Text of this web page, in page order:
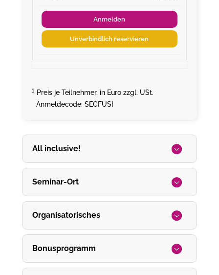
Anmelden
Unverbindlich reservieren
¹ Preis je Teilnehmer, in Euro zzgl. USt.
Anmeldecode: SECFUSI
All inclusive!
Seminar-Ort
Organisatorisches
Bonusprogramm